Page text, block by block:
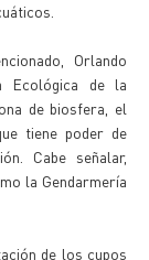
Orlando
Ecológica de la
de biosfera, el
tiene poder de
Cabe señalar,
la Gendarmería
de los cupos